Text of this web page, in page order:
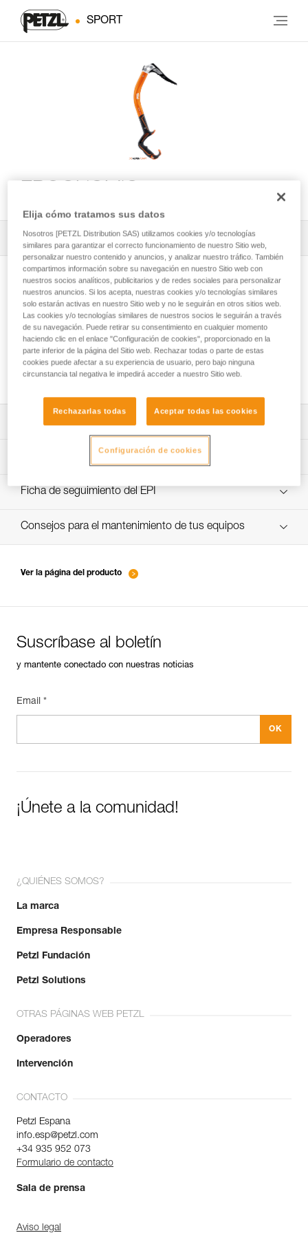
SPORT
Todos los contenidos técnicos 1 Filtrar
Gestualidad en escalada en hielo -
conocimientos básicos
Descargar ficha técnica (PDF)
Technical Notice
Procedimiento de revisión del EPI
verif-EPI-piolets-procedure-ES
Ficha de seguimiento del EPI
verif-EPI-piolet-suivi-ES
Consejos para el mantenimiento de tus equipos
Ver la página del producto
Suscríbase al boletín
y mantente conectado con nuestras noticias
Email *
¡Únete a la comunidad!
¿QUIÉNES SOMOS?
La marca
Empresa Responsable
Petzl Fundación
Petzl Solutions
OTRAS PÁGINAS WEB PETZL
Operadores
Intervención
CONTACTO
Petzl Espana
info.esp@petzl.com
+34 935 952 073
Formulario de contacto
Sala de prensa
Aviso legal
Elija cómo tratamos sus datos
Nosotros [PETZL Distribution SAS) utilizamos cookies y/o tecnologías
similares para garantizar el correcto funcionamiento de nuestro Sitio web,
personalizar nuestro contenido y anuncios, y analizar nuestro tráfico. También
compartimos información sobre su navegación en nuestro Sitio web con
nuestros socios analíticos, publicitarios y de redes sociales para personalizar
nuestros anuncios. Si los acepta, nuestras cookies y/o tecnologías similares
solo estarán activas en nuestro Sitio web y no le seguirán en otros sitios web.
Las cookies y/o tecnologías similares de nuestros socios le seguirán a través
de su navegación. Puede retirar su consentimiento en cualquier momento
haciendo clic en el enlace "Configuración de cookies", proporcionado en la
parte inferior de la página del Sitio web. Rechazar todas o parte de estas
cookies puede afectar a su experiencia de usuario, pero bajo ninguna
circunstancia tal negativa le impedirá acceder a nuestro Sitio web.
Rechazarlas todas Aceptar todas las cookies
Configuración de cookies